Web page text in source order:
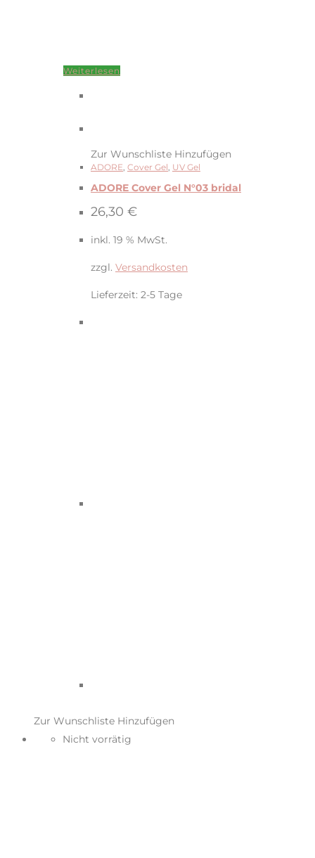
Weiterlesen
Zur Wunschliste Hinzufügen
ADORE Cover Gel UV Gel
ADORE Cover Gel N°03 bridal
26,30 €
inkl. 19 % MwSt.
zzgl. Versandkosten
Lieferzeit: 2-5 Tage
Zur Wunschliste Hinzufügen
Nicht vorrätig